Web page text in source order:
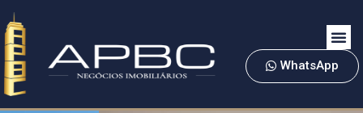
WhatsApp